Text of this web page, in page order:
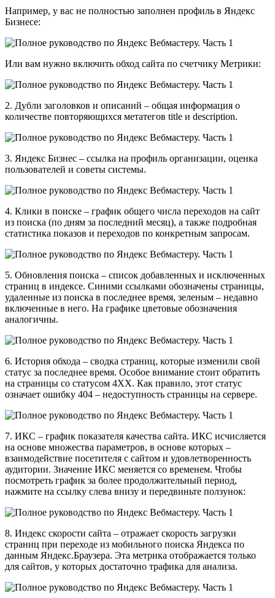
Например, у вас не полностью заполнен профиль в Яндекс
Бизнесе:
Или вам нужно включить обход сайта по счетчику Метрики:
2. Дубли заголовков и описаний – общая информация о
количестве повторяющихся метатегов title и description.
3. Яндекс Бизнес – ссылка на профиль организации, оценка
пользователей и советы системы.
4. Клики в поиске – график общего числа переходов на сайт
из поиска (по дням за последний месяц), а также подробная
статистика показов и переходов по конкретным запросам.
5. Обновления поиска – список добавленных и исключенных
страниц в индексе. Синими ссылками обозначены страницы,
удаленные из поиска в последнее время, зеленым – недавно
включенные в него. На графике цветовые обозначения
аналогичны.
6. История обхода – сводка страниц, которые изменили свой
статус за последнее время. Особое внимание стоит обратить
на страницы со статусом 4XX. Как правило, этот статус
означает ошибку 404 – недоступность страницы на сервере.
7. ИКС – график показателя качества сайта. ИКС исчисляется
на основе множества параметров, в основе которых –
взаимодействие посетителя с сайтом и удовлетворенность
аудитории. Значение ИКС меняется со временем. Чтобы
посмотреть график за более продолжительный период,
нажмите на ссылку слева внизу и передвиньте ползунок:
8. Индекс скорости сайта – отражает скорость загрузки
страниц при переходе из мобильного поиска Яндекса по
данным Яндекс.Браузера. Эта метрика отображается только
для сайтов, у которых достаточно трафика для анализа.